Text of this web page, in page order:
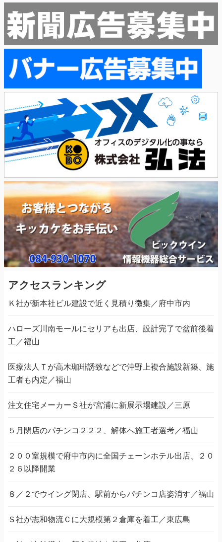
アクセスランキング
Ｋ社が新本社ビル建設で近く見積り徴集／府中市内
ハローズ川南モールにセリアも出店、設計完了で盆前後着
工／福山
医療法人Ｔが高木珈琲誘致などで沖野上複合施設新築、施
工者も内定／福山
注文住宅メーカーＳ社が宮浦に新展示場建設／三原
５月閉店のパチンコ２２２、解体へ施工者選考／福山
２００室規模で府中市内に全国チェーンホテル出店、２０
２６以降開業
８／２でウイング閉店、駅前からパチンコ店姿消す／福山
Ｓ社が志和物流Ｃに大規模第２倉庫を着工／東広島